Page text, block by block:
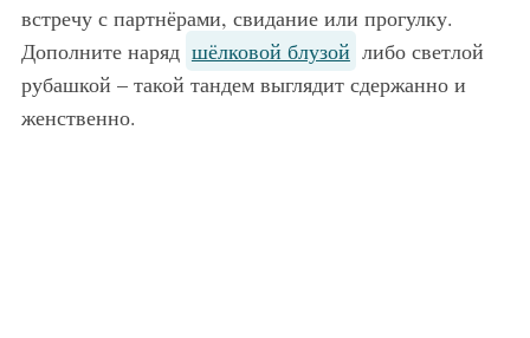
встречу с партнёрами, свидание или прогулку.
Дополните наряд шёлковой блузой либо светлой
рубашкой – такой тандем выглядит сдержанно и
женственно.